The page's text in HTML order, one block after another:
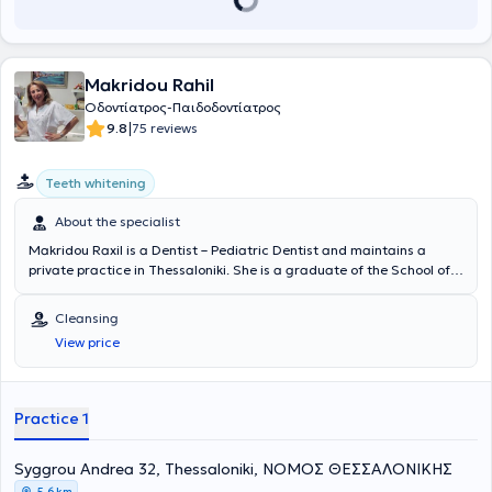
Makridou Rahil
Οδοντίατρος-Παιδοδοντίατρος
9.8|75 reviews
Teeth whitening
About the specialist
Makridou Raxil is a Dentist – Pediatric Dentist and maintains a
private practice in Thessaloniki. She is a graduate of the School of
advanced training in pediatric dentistry at the Aarhus School of
Dentistry in Denmark and the University of Leeds in England. She
has extensive academic and professional experience in the field and
her practice caters to the needs of both children and adults.
Cleansing
View price
Practice 1
Syggrou Andrea 32, Thessaloniki, ΝΟΜΟΣ ΘΕΣΣΑΛΟΝΙΚΗΣ